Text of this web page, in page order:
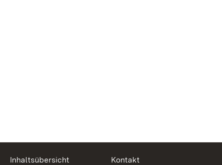
Inhaltsübersicht
Kontakt